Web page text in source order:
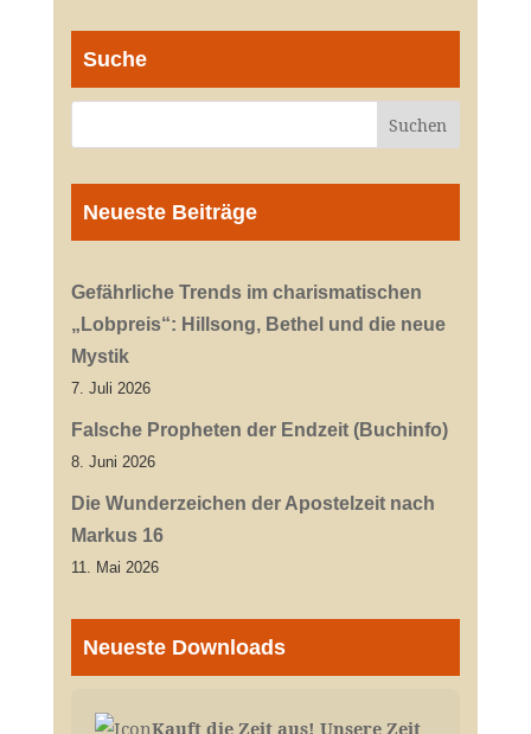
Suche
Neueste Beiträge
Gefährliche Trends im charismatischen
„Lobpreis“: Hillsong, Bethel und die neue
Mystik
7. Juli 2026
Falsche Propheten der Endzeit (Buchinfo)
8. Juni 2026
Die Wunderzeichen der Apostelzeit nach
Markus 16
11. Mai 2026
Neueste Downloads
Kauft die Zeit aus! Unsere Zeit